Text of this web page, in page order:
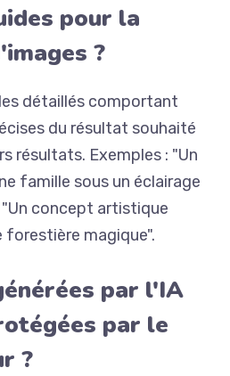
pour la
?
détaillés comportant
du résultat souhaité
résultats. Exemples : "Un
famille sous un éclairage
concept artistique
magique".
par l'IA
par le
?